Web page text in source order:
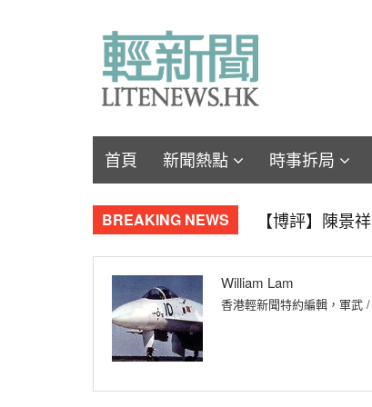
首頁 新聞熱點 時事拆局
BREAKING NEWS 【軍事博評】
William Lam
香港輕新聞特約編輯，軍武